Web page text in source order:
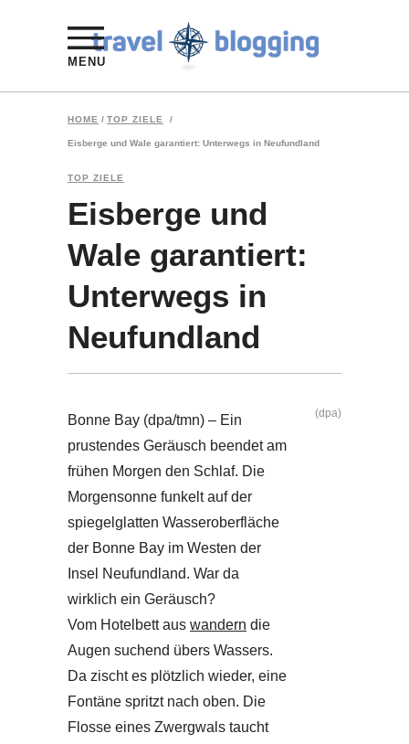
MENU
HOME / TOP ZIELE /
Eisberge und Wale garantiert: Unterwegs in Neufundland
TOP ZIELE
Eisberge und
Wale garantiert:
Unterwegs in
Neufundland
Bonne Bay (dpa/tmn) – Ein
prustendes Geräusch beendet am
frühen Morgen den Schlaf. Die
Morgensonne funkelt auf der
spiegelglatten Wasseroberfläche
der Bonne Bay im Westen der
Insel Neufundland. War da
wirklich ein Geräusch?
Vom Hotelbett aus wandern die
Augen suchend übers Wassers.
Da zischt es plötzlich wieder, eine
Fontäne spritzt nach oben. Die
Flosse eines Zwergwals taucht
(dpa)